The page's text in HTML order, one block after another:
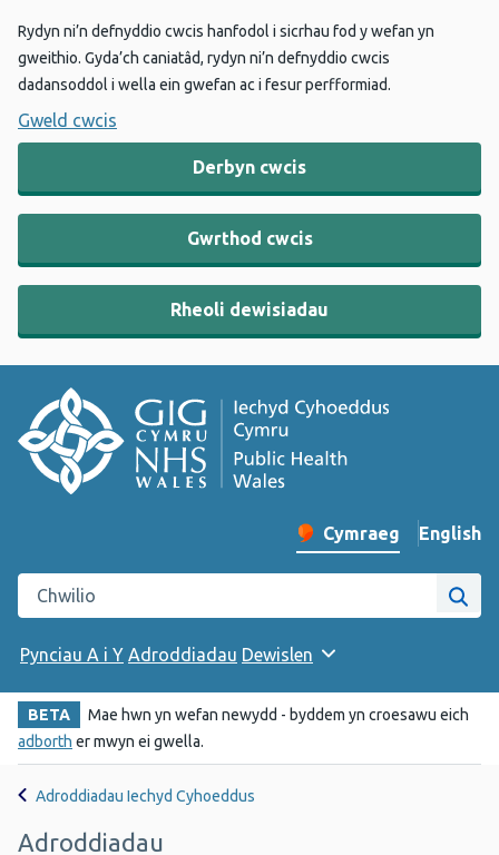
Rydyn ni’n defnyddio cwcis hanfodol i sicrhau fod y wefan yn
gweithio. Gyda’ch caniatâd, rydyn ni’n defnyddio cwcis
dadansoddol i wella ein gwefan ac i fesur perfformiad.
Gweld cwcis
Derbyn cwcis
Gwrthod cwcis
Rheoli dewisiadau
Newid iaith y wefan
Cymraeg English
–
Chwilio gwefan Iechyd Cyhoeddus Cymru
Pynciau A i Y Adroddiadau Dewislen
BETA
Mae hwn yn wefan newydd - byddem yn croesawu eich
adborth er mwyn ei gwella.
Adroddiadau Iechyd Cyhoeddus
Adroddiadau